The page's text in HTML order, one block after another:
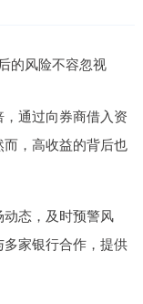
通过向券商借入资
，高收益的背后也
态，及时预警风
家银行合作，提供